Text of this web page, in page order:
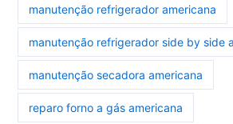
manutenção refrigerador americana
manutenção refrigerador side by side
manutenção secadora americana
reparo forno a gás americana